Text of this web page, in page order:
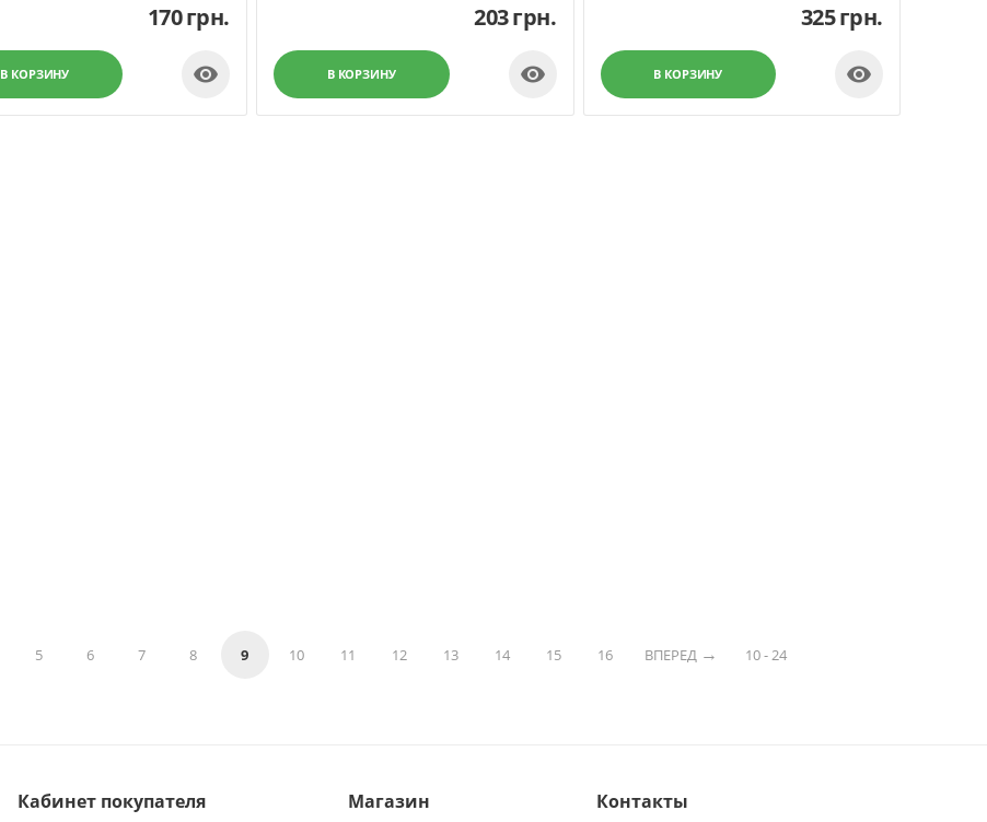
170грн.
В КОРЗИНУ 
203грн.
В КОРЗИНУ 
325грн.
В КОРЗИНУ 
5 6 7 8 9 10 11 12 13 14 15 16 ВПЕРЕД 10 - 24
Кабинет покупателя Магазин Контакты